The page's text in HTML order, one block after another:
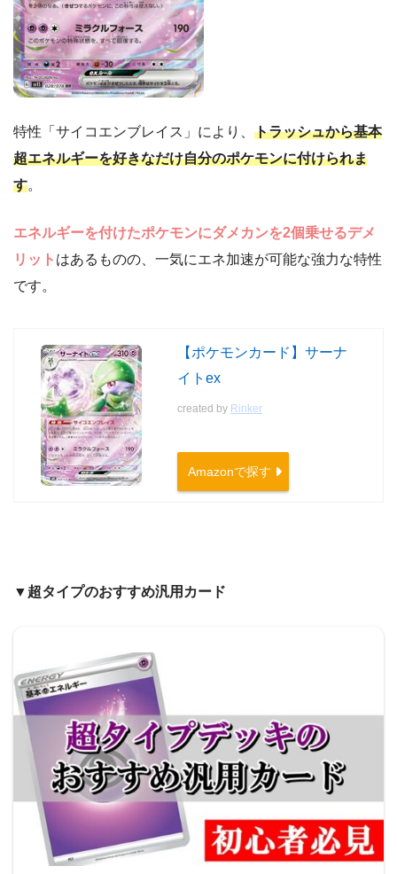
特性「サイコエンブレイス」により、 トラッシュから基本
超エネルギーを好きなだけ自分のポケモンに付けられま
す。
エネルギーを付けたポケモンにダメカンを2個乗せるデメ
リット はあるものの、一気にエネ加速が可能な強力な特性
です。
【ポケモンカード】サーナ
イトex
created by Rinker
Amazonで探す
▼超タイプのおすすめ汎用カード